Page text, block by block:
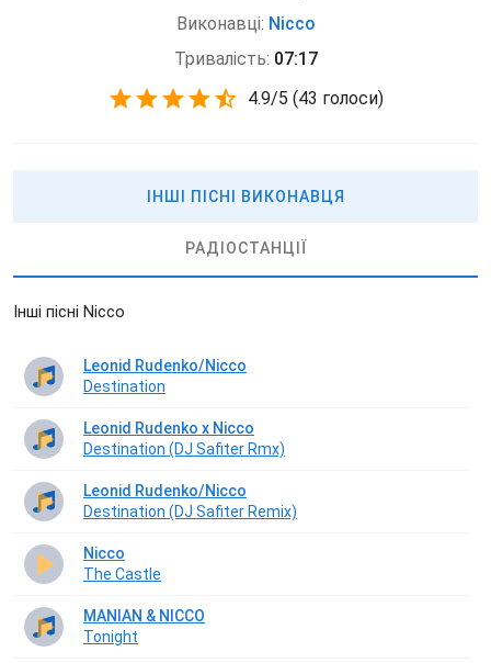
Виконавці: Nicco
Тривалість: 07:17
4.9/5 (43 голоси)
ІНШІ ПІСНІ ВИКОНАВЦЯ
РАДІОСТАНЦІЇ
Інші пісні Nicco
Leonid Rudenko/Nicco
Destination
Leonid Rudenko x Nicco
Destination (DJ Safiter Rmx)
Leonid Rudenko/Nicco
Destination (DJ Safiter Remix)
Nicco
The Castle
MANIAN & NICCO
Tonight